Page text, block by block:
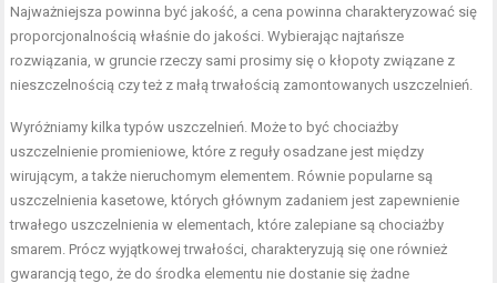
Najważniejsza powinna być jakość, a cena powinna charakteryzować się
proporcjonalnością właśnie do jakości. Wybierając najtańsze
rozwiązania, w gruncie rzeczy sami prosimy się o kłopoty związane z
nieszczelnością czy też z małą trwałością zamontowanych uszczelnień.
Wyróżniamy kilka typów uszczelnień. Może to być chociażby
uszczelnienie promieniowe, które z reguły osadzane jest między
wirującym, a także nieruchomym elementem. Równie popularne są
uszczelnienia kasetowe , których głównym zadaniem jest zapewnienie
trwałego uszczelnienia w elementach, które zalepiane są chociażby
smarem. Prócz wyjątkowej trwałości, charakteryzują się one również
gwarancją tego, że do środka elementu nie dostanie się żadne